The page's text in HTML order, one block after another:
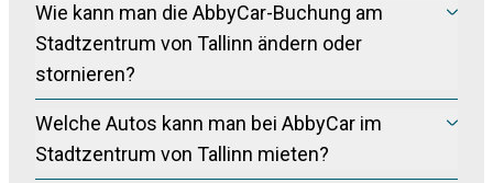
Wie kann man die AbbyCar-Buchung am
Stadtzentrum von Tallinn ändern oder
stornieren?
Bitte besuchen Sie unsere Seite zur Buchungsverwaltung
unterBuchung Verwalten, um Ihre Buchung kostenlos zu
stornieren (für nicht erstattungsfähige Buchungen) bis zu 24
Stunden vor der Abholung.
Welche Autos kann man bei AbbyCar im
Stadtzentrum von Tallinn mieten?